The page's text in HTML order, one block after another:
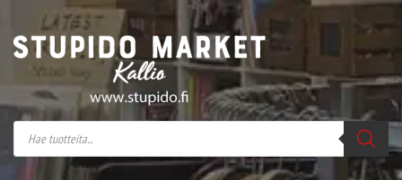
Stupido Market – verkossa ja kivijalassa
Stupido Market on vaihtoehtomusaan
erikoistunut verkko- sekä
kivijalkakauppa Helsingissä Kallion